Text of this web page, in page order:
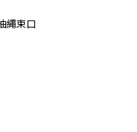
繩束口